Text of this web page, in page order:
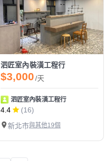
泗匠室內裝潢工程行
$3,000/天
泗匠室內裝潢工程行
4.4
(16)
新北市與其他19個